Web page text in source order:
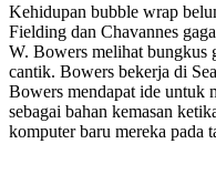
Kehidupan bubble wrap
Fielding dan Chavannes
W. Bowers melihat bungkus
cantik. Bowers bekerja di
Bowers mendapat ide untuk
sebagai bahan kemasan
komputer baru mereka pada